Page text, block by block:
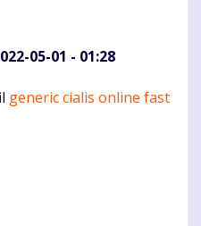
05-01 - 01:28
generic cialis online fast